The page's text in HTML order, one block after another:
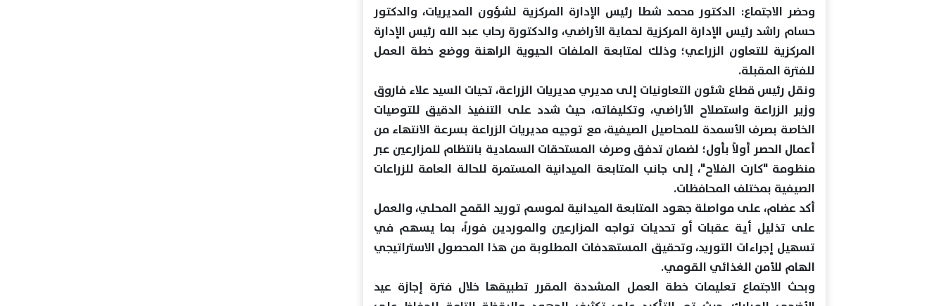
وحضر الاجتماع: الدكتور محمد شطا رئيس الإدارة المركزية لشؤون المديريات، والدكتور
حسام راشد رئيس الإدارة المركزية لحماية الأراضي، والدكتورة رحاب عبد الله رئيس الإدارة
المركزية للتعاون الزراعي؛ وذلك لمتابعة الملفات الحيوية الراهنة ووضع خطة العمل
للفترة المقبلة.
ونقل رئيس قطاع شئون التعاونيات إلى مديري مديريات الزراعة، تحيات السيد علاء فاروق
وزير الزراعة واستصلاح الأراضي، وتكليفاته، حيث شدد على التنفيذ الدقيق للتوصيات
الخاصة بصرف الأسمدة للمحاصيل الصيفية، مع توجيه مديريات الزراعة بسرعة الانتهاء من
أعمال الحصر أولاً بأول؛ لضمان تدفق وصرف المستحقات السمادية بانتظام للمزارعين عبر
منظومة "كارت الفلاح"، إلى جانب المتابعة الميدانية المستمرة للحالة العامة للزراعات
الصيفية بمختلف المحافظات.
أكد عضام، على مواصلة جهود المتابعة الميدانية لموسم توريد القمح المحلي، والعمل
على تذليل أية عقبات أو تحديات تواجه المزارعين والموردين فوراً، بما يسهم في
تسهيل إجراءات التوريد، وتحقيق المستهدفات المطلوبة من هذا المحصول الاستراتيجي
الهام للأمن الغذائي القومي.
وبحث الاجتماع تعليمات خطة العمل المشددة المقرر تطبيقها خلال فترة إجازة عيد